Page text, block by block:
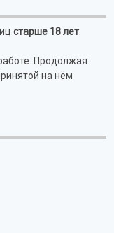
старше 18 лет
Продолжая
на нём